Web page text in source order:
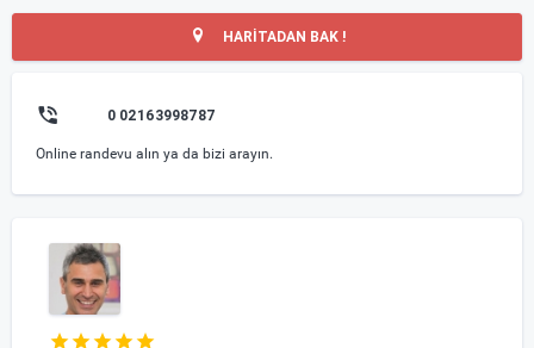
HARİTADAN BAK !
0 02163998787
Online randevu alın ya da bizi arayın.